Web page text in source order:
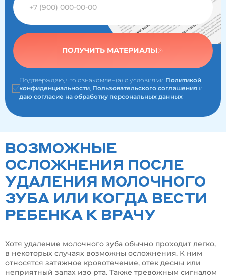
ПОЛУЧИТЬ МАТЕРИАЛЫ
Подтверждаю, что ознакомлен(а) с условиями Политикой
конфиденциальности Пользовательского соглашения и
даю согласие на обработку персональных данных
ВОЗМОЖНЫЕ
ОСЛОЖНЕНИЯ ПОСЛЕ
УДАЛЕНИЯ МОЛОЧНОГО
ЗУБА ИЛИ КОГДА ВЕСТИ
РЕБЕНКА К ВРАЧУ
Хотя удаление молочного зуба обычно проходит легко,
в некоторых случаях возможны осложнения. К ним
относятся затяжное кровотечение, отек десны или
неприятный запах изо рта. Также тревожным сигналом